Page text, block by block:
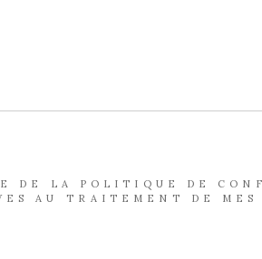
DE LA POLITIQUE DE
AU TRAITEMENT DE MES